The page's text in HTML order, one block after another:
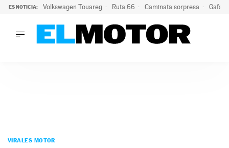
ES NOTICIA: Volkswagen Touareg Ruta 66 Caminata sorpresa Gafas
PODCAST
VIRALES MOTOR